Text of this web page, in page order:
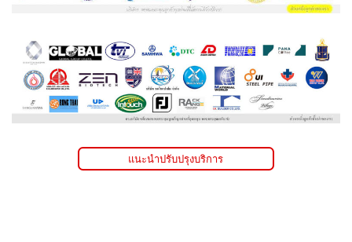
แนะนำปรับปรุงบริการ